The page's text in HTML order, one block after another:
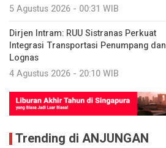
5 Agustus 2026 - 00:31 WIB
Dirjen Intram: RUU Sistranas Perkuat
Integrasi Transportasi Penumpang dan
Lognas
4 Agustus 2026 - 20:10 WIB
Trending di ANJUNGAN